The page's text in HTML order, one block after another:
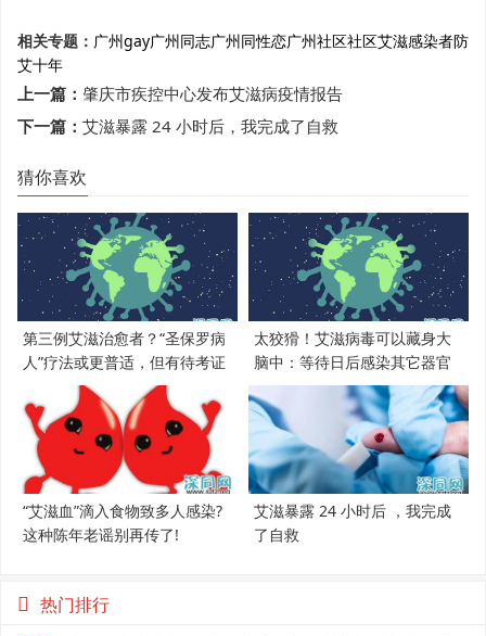
相关专题： 广州gay广州同志广州同性恋广州社区社区艾滋感染者防
艾十年
上一篇： 肇庆市疾控中心发布艾滋病疫情报告
下一篇： 艾滋暴露 24 小时后，我完成了自救
猜你喜欢
第三例艾滋治愈者？“圣保罗病
人”疗法或更普适，但有待考证
太狡猾！艾滋病毒可以藏身大
脑中：等待日后感染其它器官
“艾滋血”滴入食物致多人感染?
这种陈年老谣别再传了!
艾滋暴露 24 小时后 ，我完成
了自救
热门排行